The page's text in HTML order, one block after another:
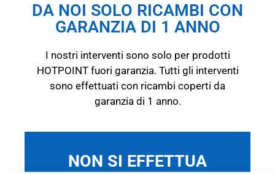
DA NOI SOLO RICAMBI CON
GARANZIA DI 1 ANNO
I nostri interventi sono solo per prodotti
HOTPOINT fuori garanzia. Tutti gli interventi
sono effettuati con ricambi coperti da
garanzia di 1 anno.
NON SI EFFETTUA